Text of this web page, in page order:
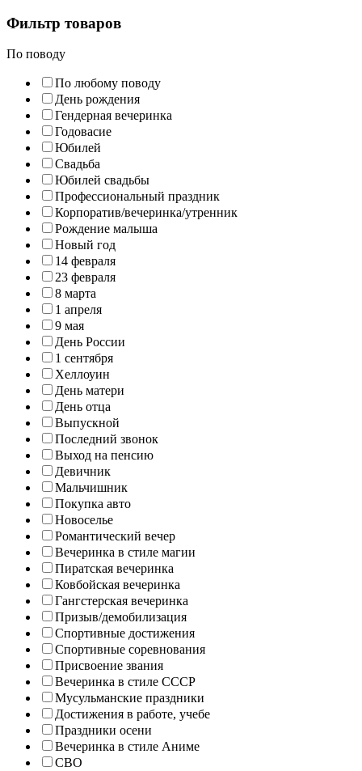
Фильтр товаров
По поводу
По любому поводу
День рождения
Гендерная вечеринка
Годовасие
Юбилей
Свадьба
Юбилей свадьбы
Профессиональный праздник
Корпоратив/вечеринка/утренник
Рождение малыша
Новый год
14 февраля
23 февраля
8 марта
1 апреля
9 мая
День России
1 сентября
Хеллоуин
День матери
День отца
Выпускной
Последний звонок
Выход на пенсию
Девичник
Мальчишник
Покупка авто
Новоселье
Романтический вечер
Вечеринка в стиле магии
Пиратская вечеринка
Ковбойская вечеринка
Гангстерская вечеринка
Призыв/демобилизация
Спортивные достижения
Спортивные соревнования
Присвоение звания
Вечеринка в стиле СССР
Мусульманские праздники
Достижения в работе, учебе
Праздники осени
Вечеринка в стиле Аниме
СВО